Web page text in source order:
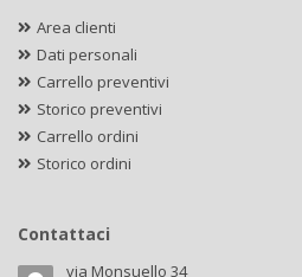
Area clienti
Dati personali
Carrello preventivi
Storico preventivi
Carrello ordini
Storico ordini
Contattaci
via Monsuello 34